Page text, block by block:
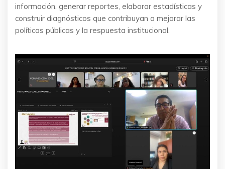
información, generar reportes, elaborar estadísticas y
construir diagnósticos que contribuyan a mejorar las
políticas públicas y la respuesta institucional.